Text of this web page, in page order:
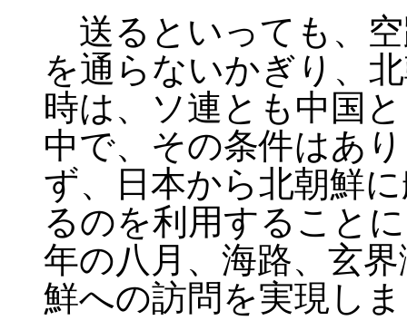
送るといっても、
を通らないかぎり、
時は、ソ連とも中国
中で、その条件はあ
ず、日本から北朝鮮
るのを利用すること
年の八月、海路、玄
鮮への訪問を実現し